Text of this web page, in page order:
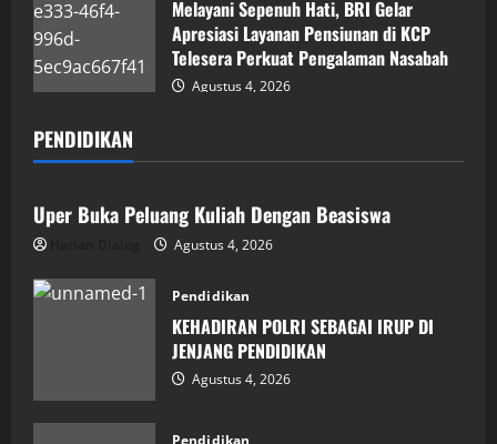
Melayani Sepenuh Hati, BRI Gelar
Apresiasi Layanan Pensiunan di KCP
Telesera Perkuat Pengalaman Nasabah
Agustus 4, 2026
PENDIDIKAN
Pendidikan
Uper Buka Peluang Kuliah Dengan Beasiswa
Agustus 4, 2026
Pendidikan
KEHADIRAN POLRI SEBAGAI IRUP DI
JENJANG PENDIDIKAN
Agustus 4, 2026
Pendidikan